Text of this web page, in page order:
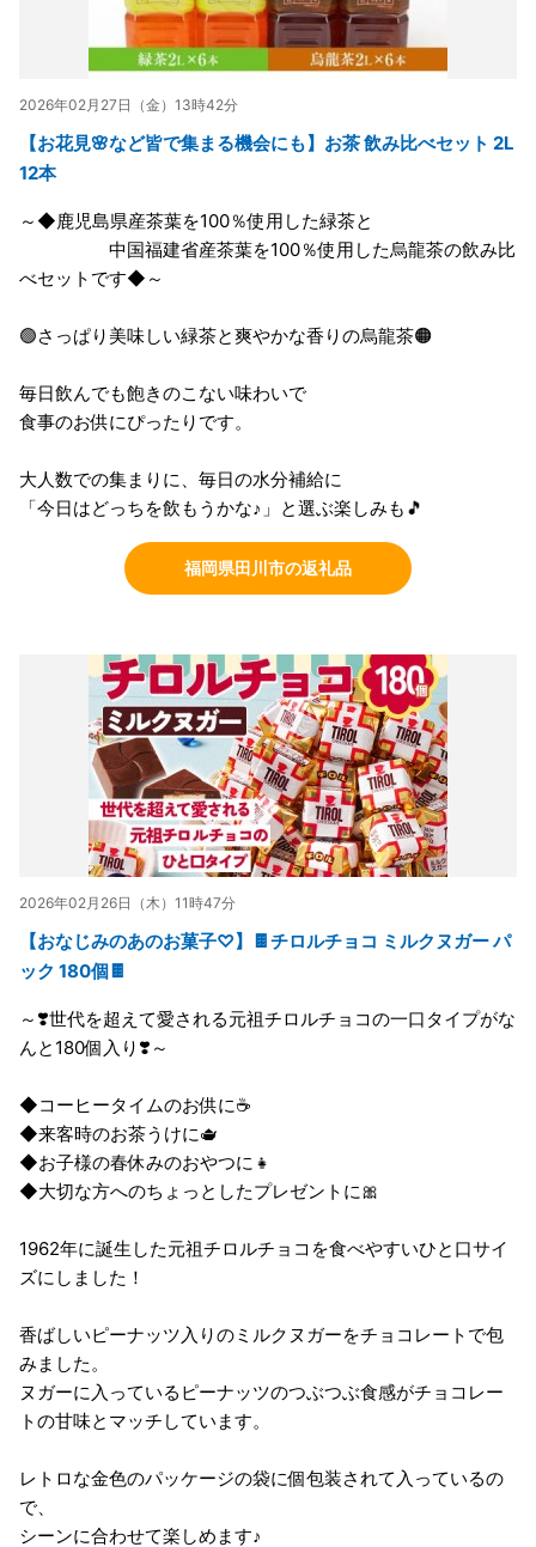
2026年02月27日（金）13時42分
【お花見🌸など皆で集まる機会にも】お茶 飲み比べセット 2L
12本
～◆鹿児島県産茶葉を100％使用した緑茶と
中国福建省産茶葉を100％使用した烏龍茶の飲み比
べセットです◆～
🟢さっぱり美味しい緑茶と爽やかな香りの烏龍茶🟠
毎日飲んでも飽きのこない味わいで
食事のお供にぴったりです。
大人数での集まりに、毎日の水分補給に
「今日はどっちを飲もうかな♪」と選ぶ楽しみも🎵
福岡県田川市の返礼品
2026年02月26日（木）11時47分
【おなじみのあのお菓子♡】🍫チロルチョコ ミルクヌガー パ
ック 180個🍫
～❣️世代を超えて愛される元祖チロルチョコの一口タイプがな
んと180個入り❣️～
◆コーヒータイムのお供に☕
◆来客時のお茶うけに🫖
◆お子様の春休みのおやつに👧
◆大切な方へのちょっとしたプレゼントに🎀
1962年に誕生した元祖チロルチョコを食べやすいひと口サイ
ズにしました！
香ばしいピーナッツ入りのミルクヌガーをチョコレートで包
みました。
ヌガーに入っているピーナッツのつぶつぶ食感がチョコレー
トの甘味とマッチしています。
レトロな金色のパッケージの袋に個包装されて入っているの
で、
シーンに合わせて楽しめます♪